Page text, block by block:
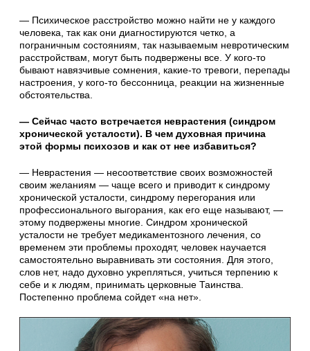
— Психическое расстройство можно найти не у каждого
человека, так как они диагностируются четко, а
пограничным состояниям, так называемым невротическим
расстройствам, могут быть подвержены все. У кого-то
бывают навязчивые сомнения, какие-то тревоги, перепады
настроения, у кого-то бессонница, реакции на жизненные
обстоятельства.
— Сейчас часто встречается неврастения (синдром
хронической усталости). В чем духовная причина
этой формы психозов и как от нее избавиться?
— Неврастения — несоответствие своих возможностей
своим желаниям — чаще всего и приводит к синдрому
хронической усталости, синдрому перегорания или
профессионального выгорания, как его еще называют, —
этому подвержены многие. Синдром хронической
усталости не требует медикаментозного лечения, со
временем эти проблемы проходят, человек научается
самостоятельно выравнивать эти состояния. Для этого,
слов нет, надо духовно укрепляться, учиться терпению к
себе и к людям, принимать церковные Таинства.
Постепенно проблема сойдет «на нет».